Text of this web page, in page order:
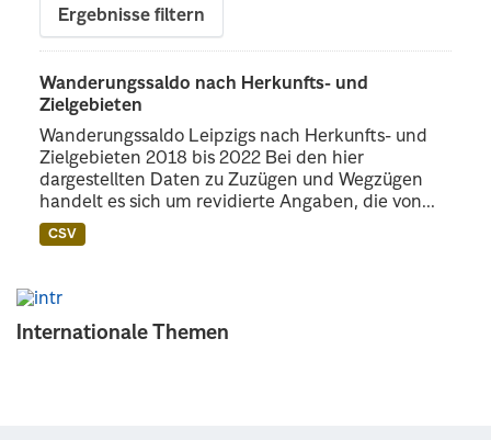
Internationale Themen
Ergebnisse filtern
Wanderungssaldo nach Herkunfts- und
Zielgebieten
Wanderungssaldo Leipzigs nach Herkunfts- und
Zielgebieten 2018 bis 2022 Bei den hier
dargestellten Daten zu Zuzügen und Wegzügen
handelt es sich um revidierte Angaben, die von...
CSV